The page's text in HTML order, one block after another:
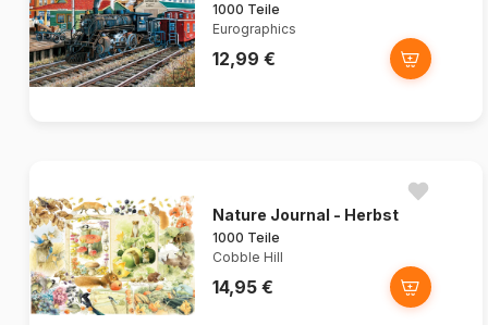
1000 Teile
Eurographics
12,99 €
Nature Journal - Herbst
1000 Teile
Cobble Hill
14,95 €